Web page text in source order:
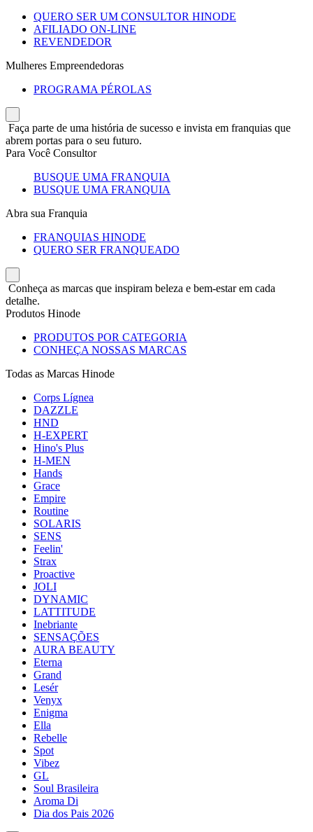
QUERO SER UM CONSULTOR HINODE
AFILIADO ON-LINE
REVENDEDOR
Mulheres Empreendedoras
PROGRAMA PÉROLAS
Faça parte de uma história de sucesso e invista em franquias que
abrem portas para o seu futuro.
Para Você Consultor
BUSQUE UMA FRANQUIA
BUSQUE UMA FRANQUIA
Abra sua Franquia
FRANQUIAS HINODE
QUERO SER FRANQUEADO
Conheça as marcas que inspiram beleza e bem-estar em cada
detalhe.
Produtos Hinode
PRODUTOS POR CATEGORIA
CONHEÇA NOSSAS MARCAS
Todas as Marcas Hinode
Corps Lígnea
DAZZLE
HND
H-EXPERT
Hino's Plus
H-MEN
Hands
Grace
Empire
Routine
SOLARIS
SENS
Feelin'
Strax
Proactive
JOLI
DYNAMIC
LATTITUDE
Inebriante
SENSAÇÕES
AURA BEAUTY
Eterna
Grand
Lesér
Venyx
Enigma
Ella
Rebelle
Spot
Vibez
GL
Soul Brasileira
Aroma Di
Dia dos Pais 2026